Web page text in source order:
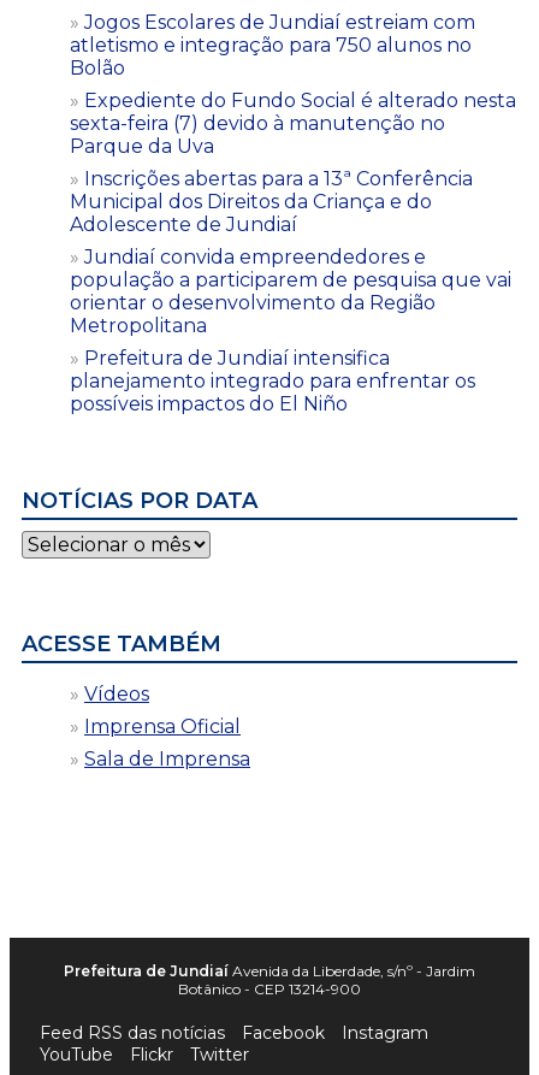
Jogos Escolares de Jundiaí estreiam com
atletismo e integração para 750 alunos no
Bolão
Expediente do Fundo Social é alterado nesta
sexta-feira (7) devido à manutenção no
Parque da Uva
Inscrições abertas para a 13ª Conferência
Municipal dos Direitos da Criança e do
Adolescente de Jundiaí
Jundiaí convida empreendedores e
população a participarem de pesquisa que vai
orientar o desenvolvimento da Região
Metropolitana
Prefeitura de Jundiaí intensifica
planejamento integrado para enfrentar os
possíveis impactos do El Niño
NOTÍCIAS POR DATA
Notícias
por
ACESSE TAMBÉM
Vídeos
Imprensa Oficial
Sala de Imprensa
Prefeitura de Jundiaí Avenida da Liberdade, s/nº - Jardim
Botânico - CEP 13214-900
Feed RSS das notícias Facebook
Instagram
YouTube
Flickr Twitter